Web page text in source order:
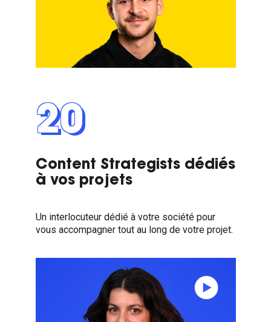
20
Content Strategists dédiés
à vos projets
Un interlocuteur dédié à votre société pour
vous accompagner tout au long de votre projet.